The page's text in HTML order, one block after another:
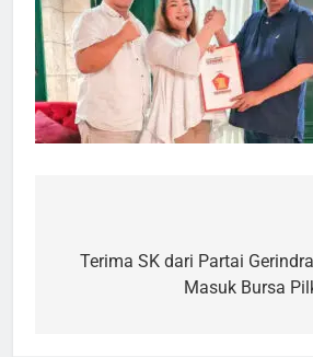
pos
Terima SK dari Partai
Masuk Bursa